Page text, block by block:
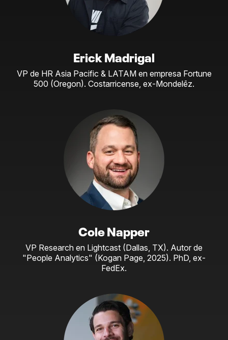
Erick Madrigal
VP de HR Asia Pacific & LATAM en empresa Fortune
500 (Oregon). Costarricense, ex-Mondelēz.
Cole Napper
VP Research en Lightcast (Dallas, TX). Autor de
"People Analytics" (Kogan Page, 2025). PhD, ex-
FedEx.